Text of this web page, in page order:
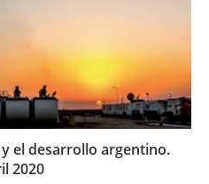
el desarrollo argentino.
2020